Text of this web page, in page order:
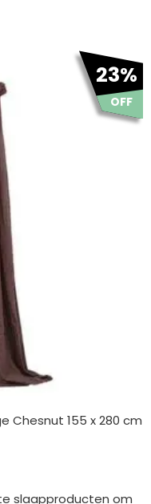
23%
OFF
Chesnut 155 x 280 cm
slaapproducten om